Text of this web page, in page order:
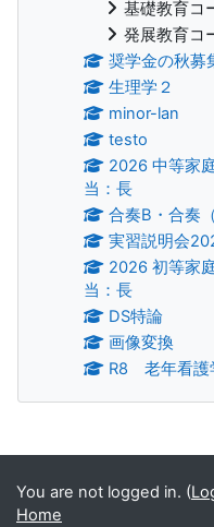
基礎教育コ
発展教育コ
奨学金の秋募
生理学２
minor-lan
testo
2026 中等家
当：長
合奏B・合奏
実習説明会
2026 初等家
当：長
DS特論
画像変換
R8 老年看護
Supplementary
You are not logged in. (
Home